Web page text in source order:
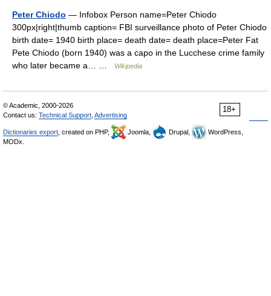
Peter Chiodo — Infobox Person name=Peter Chiodo
300px|right|thumb caption= FBI surveillance photo of Peter Chiodo
birth date= 1940 birth place= death date= death place=Peter Fat
Pete Chiodo (born 1940) was a capo in the Lucchese crime family
who later became a… …
Wikipedia
18+
© Academic, 2000-2026
Contact us: Technical Support Advertising
Dictionaries export , created on PHP, Joomla, Drupal,
WordPress,
MODx.